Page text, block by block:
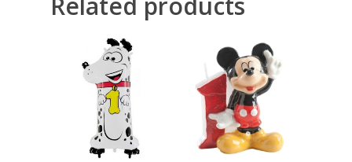
500,00RSD
1.200,00RSD
500,00RSD